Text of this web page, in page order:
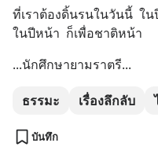
ที่เราต้องดิ้นรนในวันนี้  ใ
ในปีหน้า  ก็เพื่อชาติหน้า
...นักศึกษายามราตรี...
ธรรมะ เรื่องลึกลับ
บันทึก